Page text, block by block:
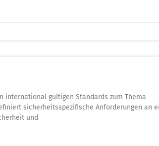
international gültigen Standards zum Thema
sicherheitsspezifische Anforderungen an
und